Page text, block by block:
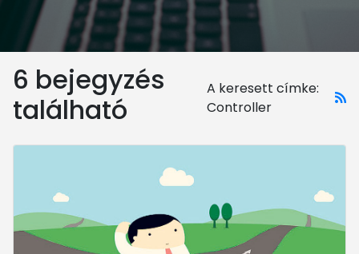
6 bejegyzés
található
A keresett címke:
Controller